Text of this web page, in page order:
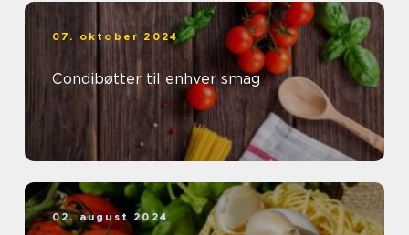
07. oktober 2024
Condibøtter til enhver smag
02. august 2024